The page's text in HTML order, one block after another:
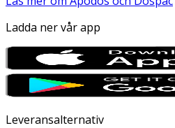
Ladda ner vår app
Leveransalternativ